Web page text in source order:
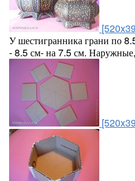
У шестигранника грани по
- 8.5 см- на 7.5 см.